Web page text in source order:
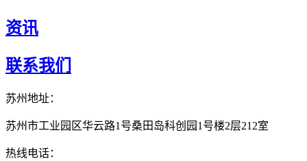
资讯
联系我们
苏州地址：
苏州市工业园区华云路1号桑田岛科创园1号楼2层212室
热线电话：